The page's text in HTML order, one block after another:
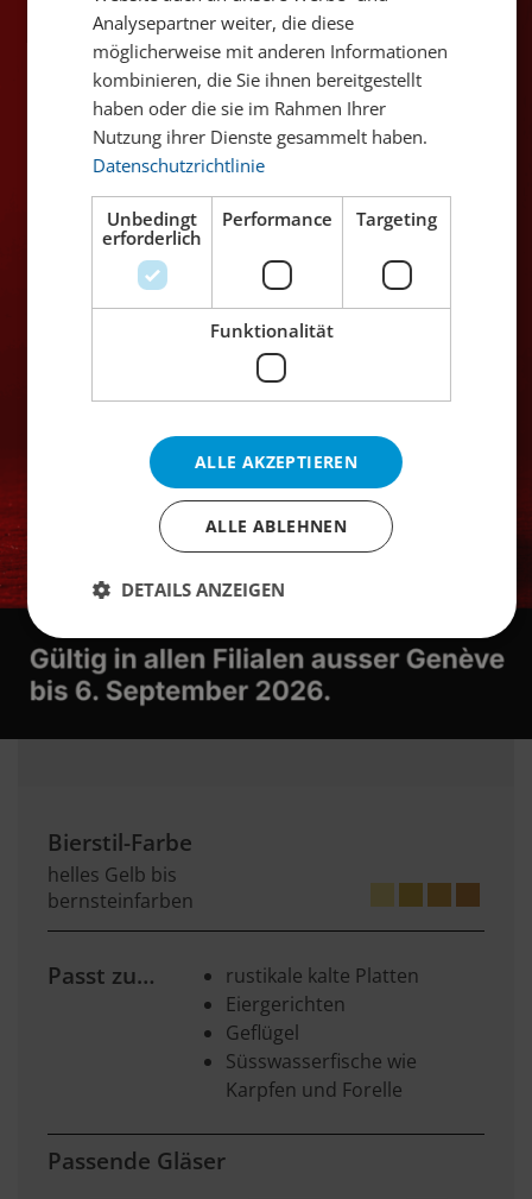
Hefe-Art Untergärig
Bierstil-Kategorie Helle Biere
Temperatur 8° C
Charakteristika
mit geringen Mengen an Schwefelstoffen
(hefebedingt)
Bestimmte Sorten weisen einen intensiveren
Hopfengeschmack/-charakter auf. Dies wird
typischen Sortenmerkmale zu bewahren
Kein Karamellcharakter
Hopfenbittere: leicht bis mittel
Bierstil-Farbe
helles Gelb bis
bernsteinfarben
Passt zu…
rustikale kalte Platten
Eiergerichten
Geflügel
Süsswasserfische wie
Karpfen und Forelle
Passende Gläser
Analysepartner weiter, die diese
möglicherweise mit anderen Informationen
kombinieren, die Sie ihnen bereitgestellt
haben oder die sie im Rahmen Ihrer
Nutzung ihrer Dienste gesammelt haben.
Datenschutzrichtlinie
Unbedingt
erforderlich
Performance Targeting
Funktionalität
ALLE AKZEPTIEREN
ALLE ABLEHNEN
DETAILS ANZEIGEN